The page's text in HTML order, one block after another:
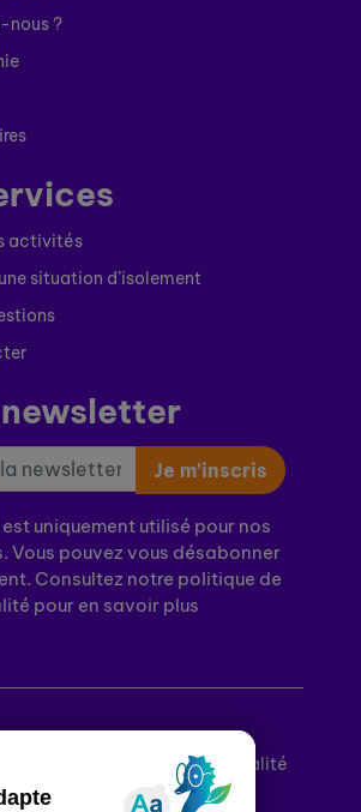
nous ?
activités
situation d’isolement
Je m’inscris
uniquement utilisé pour nos
Vous pouvez vous désabonner
Consultez notre politique de
pour en savoir plus
Politique de confidentialité
générales d’utilisation